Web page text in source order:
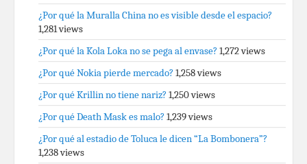
¿Por qué la Muralla China no es visible desde el espacio?
1,281 views
¿Por qué la Kola Loka no se pega al envase? 1,272 views
¿Por qué Nokia pierde mercado? 1,258 views
¿Por qué Krillin no tiene nariz? 1,250 views
¿Por qué Death Mask es malo? 1,239 views
¿Por qué al estadio de Toluca le dicen “La Bombonera”?
1,238 views